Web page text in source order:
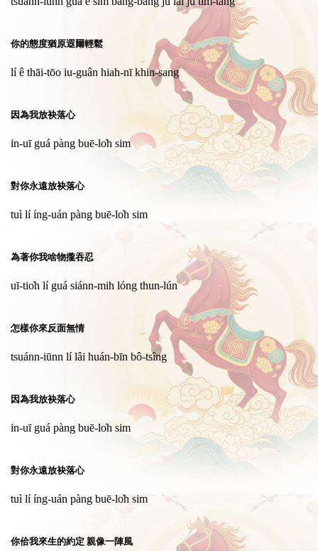
你的態度猶原遐爾輕鬆
lí ê thāi-tōo iu-guân hiah-nī khin-sang
因為我放袂落心
in-uī guá pàng buē-lo̍h sim
對你永遠放袂落心
tuì lí íng-uán pàng buē-lo̍h sim
為著你我啥物攏吞忍
uī-tio̍h lí guá siánn-mih lóng thun-lún
怎樣你來反面無情
tsuánn-iūnn lí lâi huán-bīn bô-tsîng
因為我放袂落心
in-uī guá pàng buē-lo̍h sim
對你永遠放袂落心
tuì lí íng-uán pàng buē-lo̍h sim
你佮我來生的約定 親像一陣風